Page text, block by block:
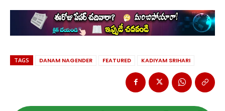
TAGS DANAM NAGENDER FEATURED KADIYAM SRIHARI